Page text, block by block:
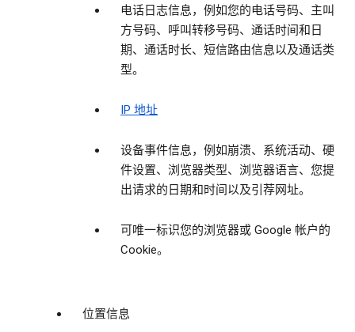
电话日志信息，例如您的电话号码、主叫
方号码、呼叫转移号码、通话时间和日
期、通话时长、短信路由信息以及通话类
型。
IP 地址
设备事件信息，例如崩溃、系统活动、硬
件设置、浏览器类型、浏览器语言、您提
出请求的日期和时间以及引荐网址。
可唯一标识您的浏览器或 Google 帐户的
Cookie。
位置信息